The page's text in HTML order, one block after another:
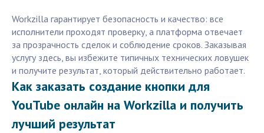
Workzilla гарантирует безопасность и качество: все
исполнители проходят проверку, а платформа отвечает
за прозрачность сделок и соблюдение сроков. Заказывая
услугу здесь, вы избежите типичных технических ловушек
и получите результат, который действительно работает.
Как заказать создание кнопки для
YouTube онлайн на Workzilla и получить
лучший результат